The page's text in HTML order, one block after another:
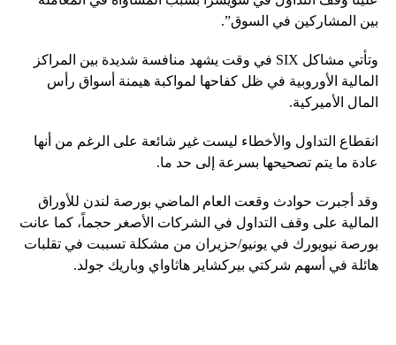
بين المشاركين في السوق”.
وتأتي مشاكل SIX في وقت يشهد منافسة شديدة بين المراكز
المالية الأوروبية في ظل كفاحها لمواكبة هيمنة أسواق رأس
المال الأميركية.
انقطاع التداول والأخطاء ليست غير شائعة على الرغم من أنها
عادة ما يتم تصحيحها بسرعة إلى حد ما.
وقد أجبرت حوادث وقعت العام الماضي بورصة لندن للأوراق
المالية على وقف التداول في الشركات الأصغر حجماً، كما عانت
بورصة نيويورك في يونيو/حزيران من مشكلة تسببت في تقلبات
هائلة في أسهم شركتي بيركشاير هاثاواي وباريك جولد.